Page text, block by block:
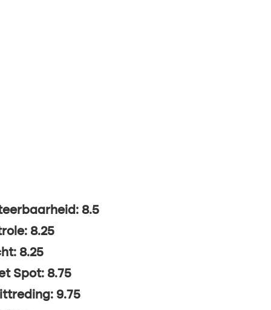
8.5
8.25
8.25
Spot: 8.75
9.75